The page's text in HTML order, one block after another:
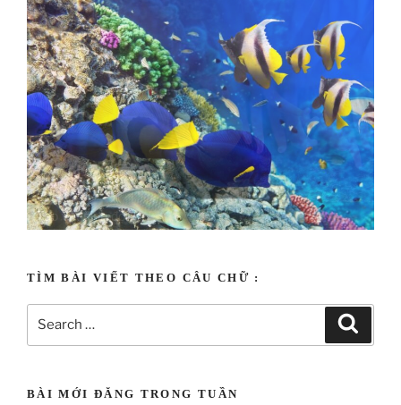
Tạo vật sinh động
TÌM BÀI VIẾT THEO CÂU CHỮ :
BÀI MỚI ĐĂNG TRONG TUẦN